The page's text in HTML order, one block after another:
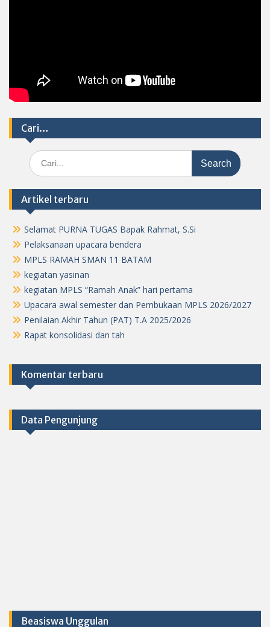
Cari…
Search
for:
Artikel terbaru
Selamat PURNA TUGAS Bapak Rahmat, S.Si
Pelaksanaan upacara bendera
MPLS RAMAH SMAN 11 BATAM
kegiatan yasinan
kegiatan MPLS “Ramah Anak” hari pertama
Upacara awal semester dan Pembukaan MPLS 2026/2027
Penilaian Akhir Tahun (PAT) T.A 2025/2026
Rapat konsolidasi dan tah
Komentar terbaru
Data Pengunjung
Beasiswa Unggulan